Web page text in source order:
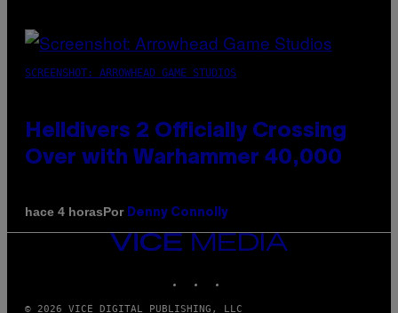
SCREENSHOT: ARROWHEAD GAME STUDIOS
Helldivers 2 Officially Crossing
Over with Warhammer 40,000
hace 4 horasPor Denny Connolly
VICE
MEDIA
© 2026 VICE DIGITAL PUBLISHING, LLC